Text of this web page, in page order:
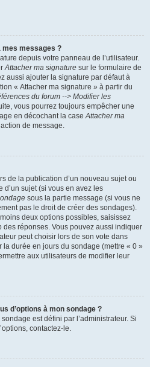
mes messages ?
depuis votre panneau de l’utilisateur.
Attacher ma signature sur le formulaire de
aussi ajouter la signature par défaut à
« Attacher ma signature » à partir du
du forum --> Modifier les
vous pourrez toujours empêcher une
en décochant la caseAttacher ma
de message.
de la publication d’un nouveau sujet ou
d’un sujet (si vous en avez les
sous la partie message (si vous ne
pas le droit de créer des sondages).
deux options possibles, saisissez
réponses. Vous pouvez aussi indiquer
peut choisir lors de son vote dans
la durée en jours du sondage (mettre « 0 »
aux utilisateurs de modifier leur
d’options à mon sondage ?
est défini par l’administrateur. Si
contactez-le.